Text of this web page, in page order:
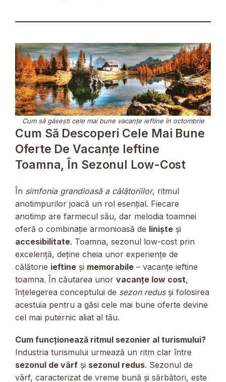
Cum să găsești cele mai bune vacanțe ieftine în octombrie
Cum Să Descoperi Cele Mai Bune
Oferte De Vacanțe Ieftine
Toamna, În Sezonul Low-Cost
În simfonia grandioasă a călătoriilor, ritmul
anotimpurilor joacă un rol esențial. Fiecare
anotimp are farmecul său, dar melodia toamnei
oferă o combinație armonioasă de liniște și
accesibilitate. Toamna, sezonul low-cost prin
excelență, deține cheia unor experiențe de
călătorie ieftine și memorabile – vacanțe ieftine
toamna. În căutarea unor vacanțe low cost,
înțelegerea conceptului de sezon redusși folosirea
acestuia pentru a găsi cele mai bune oferte devine
cel mai puternic aliat al tău.
Cum funcționează ritmul sezonier al turismului?
Industria turismului urmează un ritm clar între
sezonul de vârf și sezonul redus. Sezonul de
vârf, caracterizat de vreme bună și sărbători, este